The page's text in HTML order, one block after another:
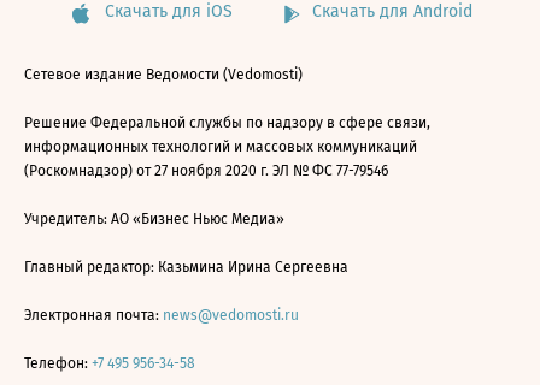
Скачать для iOS Скачать для Android
Сетевое издание Ведомости (Vedomosti)
Решение Федеральной службы по надзору в сфере связи,
информационных технологий и массовых коммуникаций
(Роскомнадзор) от 27 ноября 2020 г. ЭЛ № ФС 77-79546
Учредитель: АО «Бизнес Ньюс Медиа»
Главный редактор: Казьмина Ирина Сергеевна
Электронная почта: news@vedomosti.ru
Телефон: +7 495 956-34-58